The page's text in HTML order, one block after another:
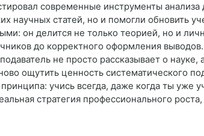
современные инструменты
научных статей, но и помогли
он делится не только теорией, но и
до корректного оформления
не просто рассказывает о
ощутить ценность систематического
учись всегда, даже когда ты уже
стратегия профессионального